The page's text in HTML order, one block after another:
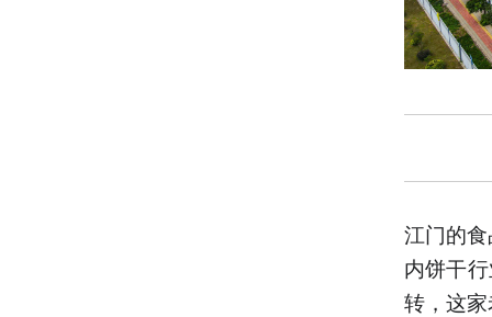
江门的
内饼干
转，这